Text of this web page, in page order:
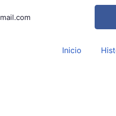
Inicio